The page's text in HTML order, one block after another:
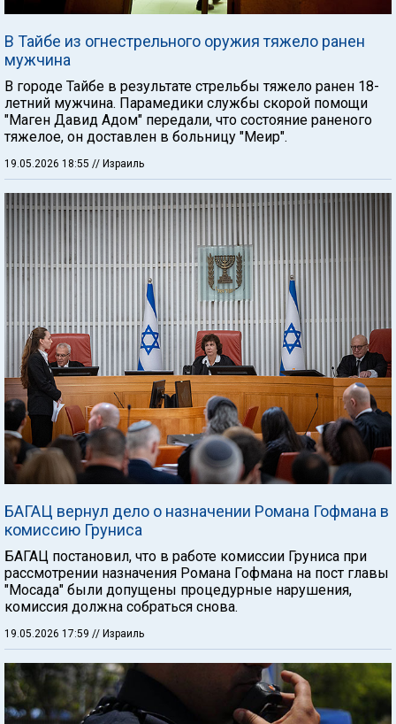
В Тайбе из огнестрельного оружия тяжело ранен
мужчина
В городе Тайбе в результате стрельбы тяжело ранен 18-
летний мужчина. Парамедики службы скорой помощи
"Маген Давид Адом" передали, что состояние раненого
тяжелое, он доставлен в больницу "Меир".
19.05.2026 18:55 // Израиль
БАГАЦ вернул дело о назначении Романа Гофмана в
комиссию Груниса
БАГАЦ постановил, что в работе комиссии Груниса при
рассмотрении назначения Романа Гофмана на пост главы
"Мосада" были допущены процедурные нарушения,
комиссия должна собраться снова.
19.05.2026 17:59 // Израиль